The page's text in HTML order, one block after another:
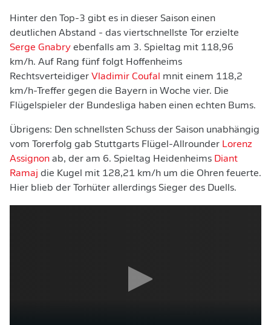
Hinter den Top-3 gibt es in dieser Saison einen
deutlichen Abstand - das viertschnellste Tor erzielte
Serge Gnabry ebenfalls am 3. Spieltag mit 118,96
km/h. Auf Rang fünf folgt Hoffenheims
Rechtsverteidiger Vladimir Coufal
mnit einem 118,2
km/h-Treffer gegen die Bayern in Woche vier. Die
Flügelspieler der Bundesliga haben einen echten Bums.
Übrigens: Den schnellsten Schuss der Saison unabhängig
vom Torerfolg gab Stuttgarts Flügel-Allrounder Lorenz
Assignon ab, der am 6. Spieltag Heidenheims Diant
Ramaj die Kugel mit 128,21 km/h um die Ohren feuerte.
Hier blieb der Torhüter allerdings Sieger des Duells.